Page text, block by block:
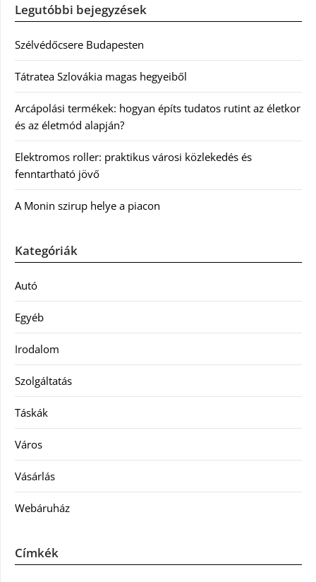
Legutóbbi bejegyzések
Szélvédőcsere Budapesten
Tátratea Szlovákia magas hegyeiből
Arcápolási termékek: hogyan építs tudatos rutint az életkor
és az életmód alapján?
Elektromos roller: praktikus városi közlekedés és
fenntartható jövő
A Monin szirup helye a piacon
Kategóriák
Autó
Egyéb
Irodalom
Szolgáltatás
Táskák
Város
Vásárlás
Webáruház
Címkék